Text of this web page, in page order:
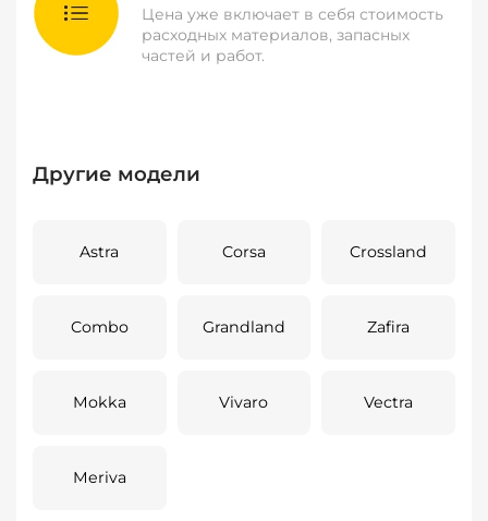
Цена уже включает в себя стоимость
расходных материалов, запасных
частей и работ.
Другие модели
Astra Corsa Crossland
Combo Grandland Zafira
Mokka Vivaro Vectra
Meriva